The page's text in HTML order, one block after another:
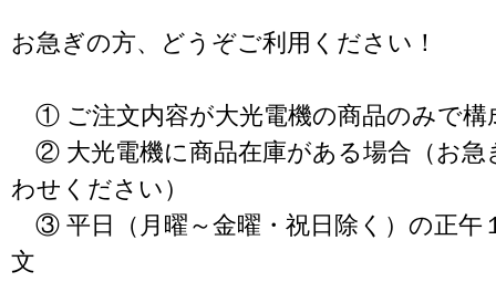
お急ぎの方、どうぞご利用ください！
① ご注文内容が大光電機の商品のみで構
② 大光電機に商品在庫がある場合（お急
わせください）
③ 平日（月曜～金曜・祝日除く）の正午
文